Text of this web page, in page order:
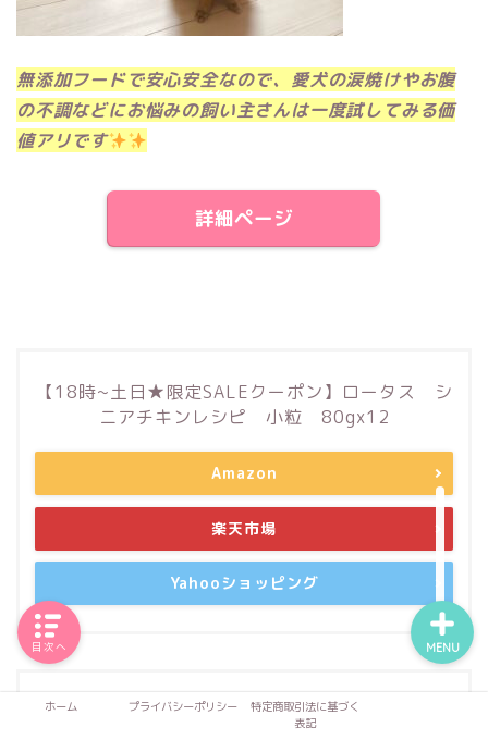
無添加フードで安心安全なので、愛犬の涙焼けやお腹
の不調などにお悩みの飼い主さんは一度試してみる価
値アリです
詳細ページ
【18時~土日★限定SALEクーポン】ロータス シ
ニアチキンレシピ 小粒 80gx12
Amazon
楽天市場
Yahooショッピング
【18時~土日★限定SALEクーポン】ロータス パ
ホーム プライバシーポリシー
特定商取引法に基づく
表記
MENU
目次へ